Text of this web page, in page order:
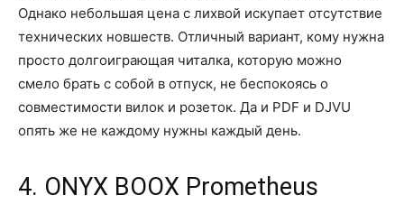
Однако небольшая цена с лихвой искупает отсутствие
технических новшеств. Отличный вариант, кому нужна
просто долгоиграющая читалка, которую можно
смело брать с собой в отпуск, не беспокоясь о
совместимости вилок и розеток. Да и PDF и DJVU
опять же не каждому нужны каждый день.
4. ONYX BOOX Prometheus